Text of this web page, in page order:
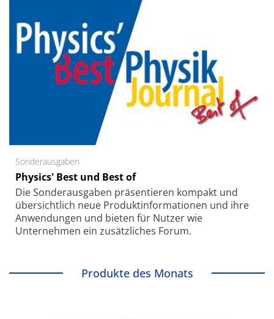
Sonderausgaben
Physics' Best und Best of
Die Sonder­ausgaben präsentieren kompakt und
übersichtlich neue Produkt­informationen und ihre
Anwendungen und bieten für Nutzer wie
Unternehmen ein zusätzliches Forum.
Produkte des Monats